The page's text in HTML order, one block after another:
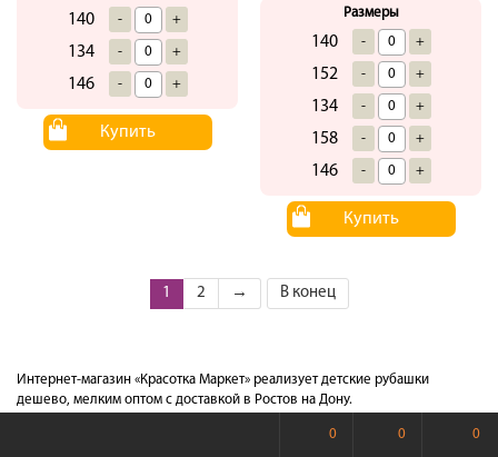
140 - +
134 - +
146 - +
Купить
Размеры
140 - +
152 - +
134 - +
158 - +
146 - +
Купить
1 2 → В конец
Интернет-магазин «Красотка Маркет» реализует детские рубашки
дешево, мелким оптом с доставкой в Ростов на Дону.
Приглашаем предпринимателей и организаторов совместных покупок к
0 0 0